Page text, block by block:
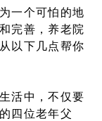
一个可怕的地
完善，养老院
以下几点帮你
活中，不仅要
四位老年父